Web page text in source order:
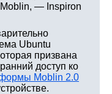
— Inspiron
Ubuntu
призвана
доступ ко
Moblin 2.0